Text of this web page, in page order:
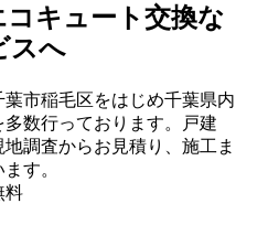
キュート交換な
スへ
市稲毛区をはじめ千葉県内
数行っております。戸建
調査からお見積り、施工ま
す。
料